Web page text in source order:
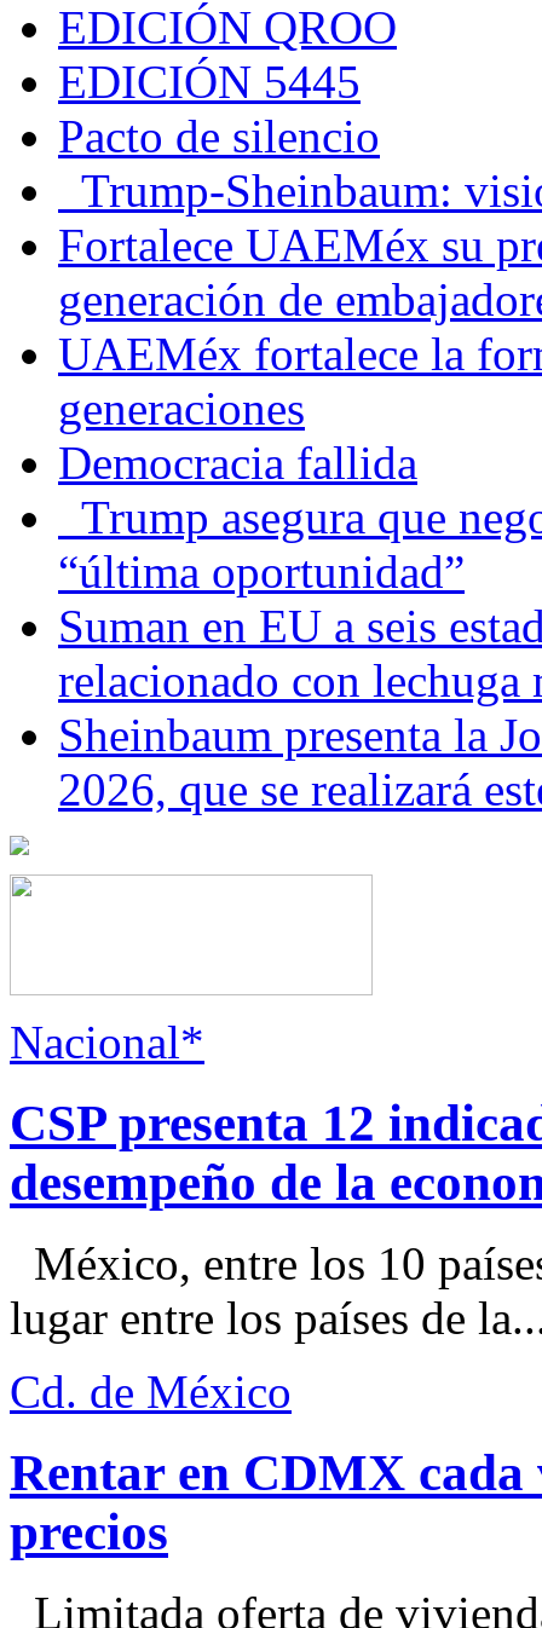
EDICIÓN QROO
EDICIÓN 5445
Pacto de silencio
Trump-Sheinbaum:
Fortalece UAEMéx su
generación de
UAEMéx fortalece la
generaciones
Democracia fallida
Trump asegura que
“última oportunidad”
Suman en EU a seis
relacionado con lechuga
Sheinbaum presenta la
2026, que se realizará
Nacional*
CSP presenta 12
desempeño de la
México, entre los 10
lugar entre los países de
Cd. de México
Rentar en CDMX cada
precios
Limitada oferta de